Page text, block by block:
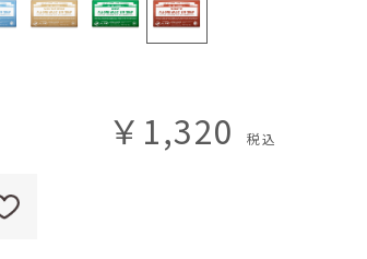
￥1,320